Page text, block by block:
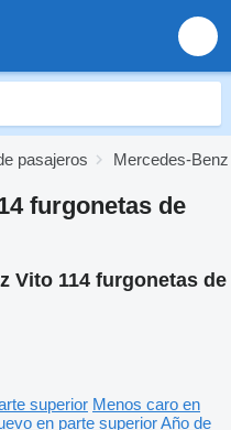
pasajeros Mercedes-
furgonetas de
Vito 114 furgonetas de
superior Menos caro en
en parte superiorAño de